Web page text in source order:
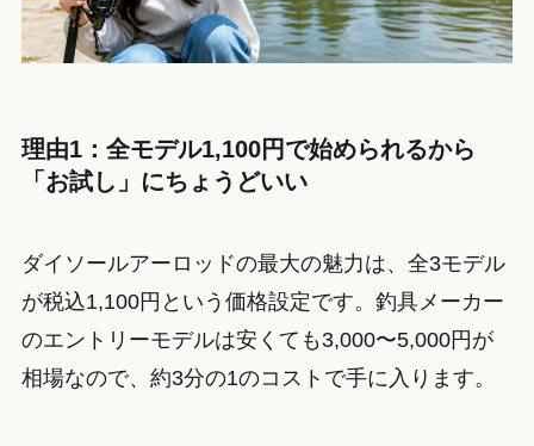
理由1：全モデル1,100円で始められるから
「お試し」にちょうどいい
ダイソールアーロッドの最大の魅力は、全3モデル
が税込1,100円という価格設定です。釣具メーカー
のエントリーモデルは安くても3,000〜5,000円が
相場なので、約3分の1のコストで手に入ります。